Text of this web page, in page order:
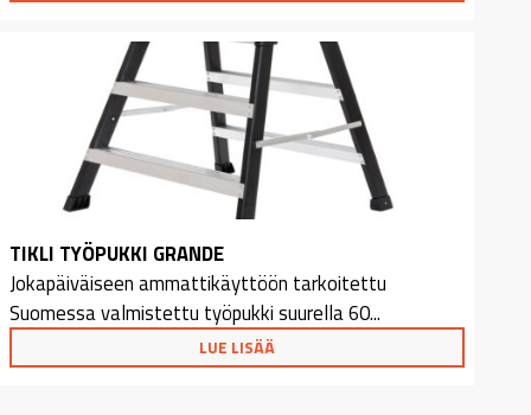
TIKLI TYÖPUKKI GRANDE
Jokapäiväiseen ammattikäyttöön tarkoitettu
Suomessa valmistettu työpukki suurella 60...
LUE LISÄÄ